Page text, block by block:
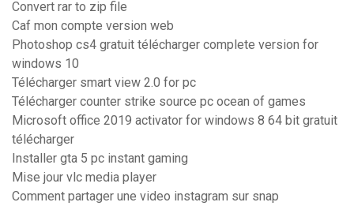
Convert rar to zip file
Caf mon compte version web
Photoshop cs4 gratuit télécharger complete version for
windows 10
Télécharger smart view 2.0 for pc
Télécharger counter strike source pc ocean of games
Microsoft office 2019 activator for windows 8 64 bit gratuit
télécharger
Installer gta 5 pc instant gaming
Mise jour vlc media player
Comment partager une video instagram sur snap